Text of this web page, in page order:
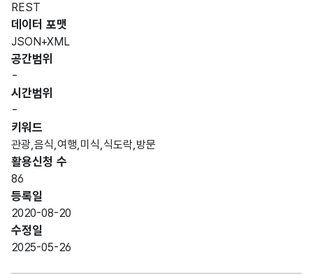
REST
데이터 포맷
JSON+XML
공간범위
-
시간범위
-
키워드
관광,음식,여행,미식,식도락,방문
활용신청 수
86
등록일
2020-08-20
수정일
2025-05-26